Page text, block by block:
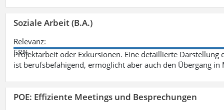
Soziale Arbeit (B.A.)
Relevanz:
58%
Projektarbeit oder Exkursionen. Eine detaillierte
ist berufsbefähigend, ermöglicht aber auch den Übergang in
POE: Effiziente Meetings und Besprechungen